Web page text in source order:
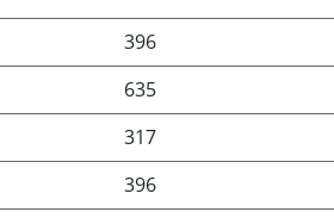
396
635
317
396